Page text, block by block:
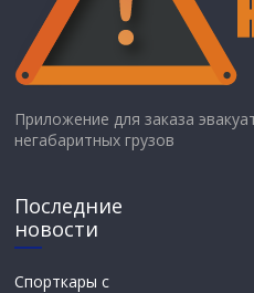
Приложение для заказа
негабаритных грузов
Последние
новости
Спорткары с